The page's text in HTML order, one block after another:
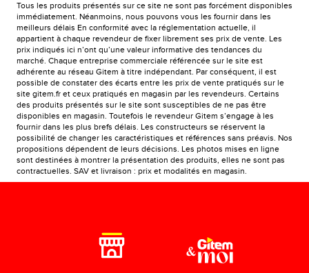
Tous les produits présentés sur ce site ne sont pas forcément disponibles
immédiatement. Néanmoins, nous pouvons vous les fournir dans les
meilleurs délais En conformité avec la réglementation actuelle, il
appartient à chaque revendeur de fixer librement ses prix de vente. Les
prix indiqués ici n’ont qu’une valeur informative des tendances du
marché. Chaque entreprise commerciale référencée sur le site est
adhérente au réseau Gitem à titre indépendant. Par conséquent, il est
possible de constater des écarts entre les prix de vente pratiqués sur le
site gitem.fr et ceux pratiqués en magasin par les revendeurs. Certains
des produits présentés sur le site sont susceptibles de ne pas être
disponibles en magasin. Toutefois le revendeur Gitem s’engage à les
fournir dans les plus brefs délais. Les constructeurs se réservent la
possibilité de changer les caractéristiques et références sans préavis. Nos
propositions dépendent de leurs décisions. Les photos mises en ligne
sont destinées à montrer la présentation des produits, elles ne sont pas
contractuelles. SAV et livraison : prix et modalités en magasin.